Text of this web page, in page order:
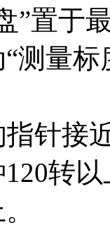
置于
测量
针接
转